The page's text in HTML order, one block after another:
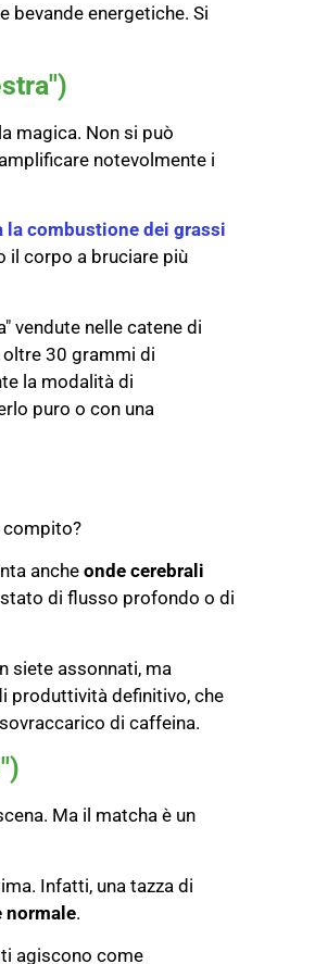
bevande energetiche. Si
magica. Non si può
notevolmente i
la combustione dei grassi
il corpo a bruciare più
vendute nelle catene di
30 grammi di
la modalità di
puro o con una
compito?
ancheonde cerebrali
di flusso profondo o di
siete assonnati, ma
produttività definitivo, che
di caffeina.
Ma il matcha è un
Infatti, una tazza di
normale.
agiscono come